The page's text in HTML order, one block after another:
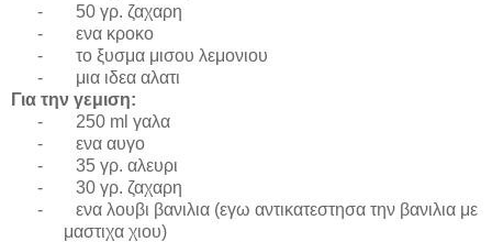
-
50 γρ. ζαχαρη
-
ενα κροκο
-
το ξυσμα μισου λεμονιου
-
μια ιδεα αλατι
Για την γεμιση:
-
250 ml γαλα
-
ενα αυγο
-
35 γρ. αλευρι
-
30 γρ. ζαχαρη
-
ενα λουβι βανιλια (εγω αντικατεστησα την βανιλια με
μαστιχα χιου)